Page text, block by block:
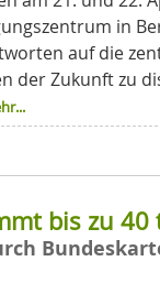
in
auf die
der Zukunft zu
bis zu